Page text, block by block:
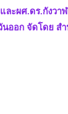
ศ.ดร.กังวาฬ
ออก จัดโดย